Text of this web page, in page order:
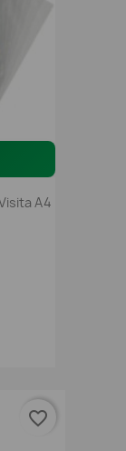
A4
favorite_border